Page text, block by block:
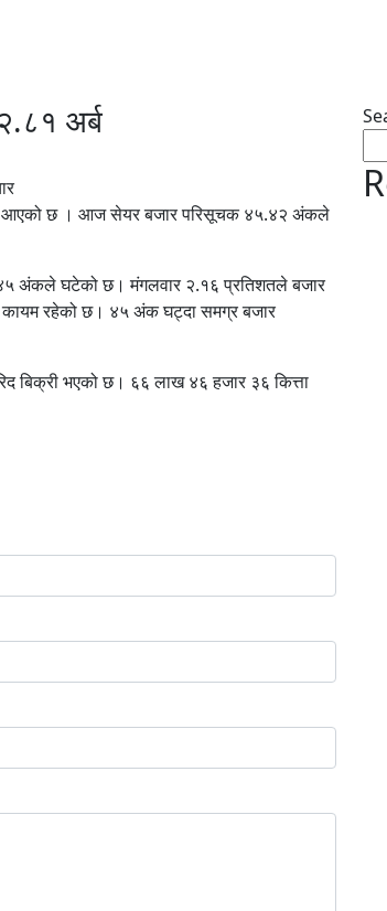
अर्ब
आएको छ । आज सेयर बजार परिसूचक ४५.४२ अंकले
४५ अंकले घटेको छ। मंगलवार २.१६ प्रतिशतले बजार
रहेको छ। ४५ अंक घट्दा समग्र बजार
बिक्री भएको छ। ६६ लाख ४६ हजार ३६ कित्ता